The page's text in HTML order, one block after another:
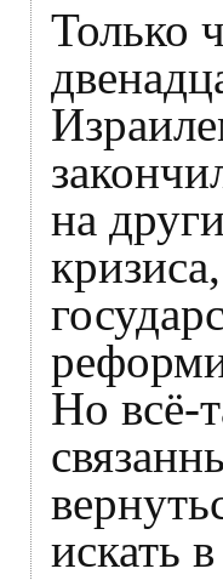
Только
на
Но всё-
искать